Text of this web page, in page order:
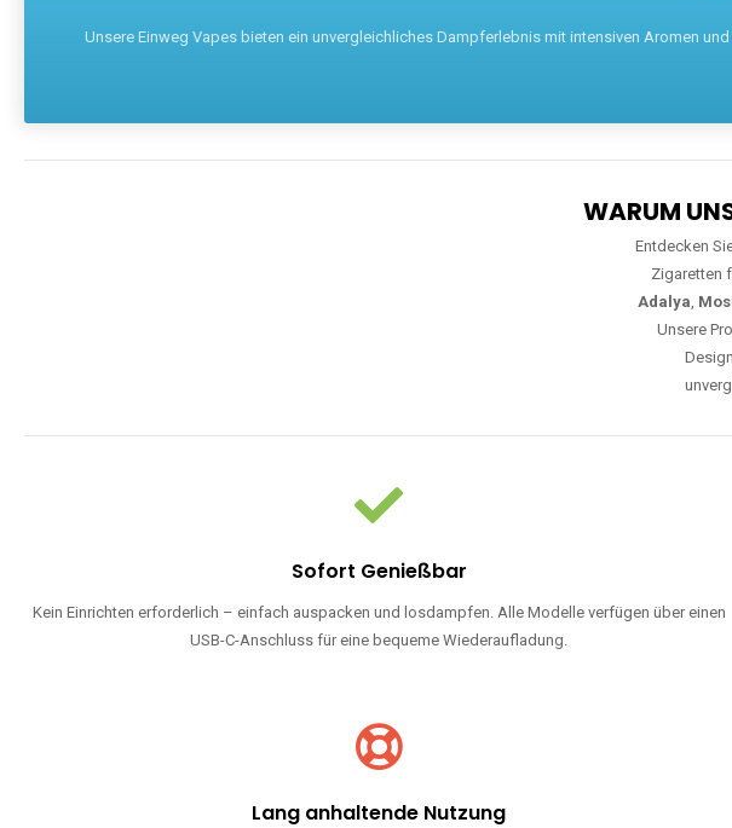
Unsere Einweg Vapes bieten ein unvergleichliches Dampferlebnis mit intensiven Aromen
WARUM
Entdecken
Zigaretten
Adalya,
Unsere
Sofort Genießbar
Kein Einrichten erforderlich – einfach auspacken und losdampfen. Alle Modelle verfügen über einen
USB-C-Anschluss für eine bequeme Wiederaufladung.
Lang anhaltende Nutzung